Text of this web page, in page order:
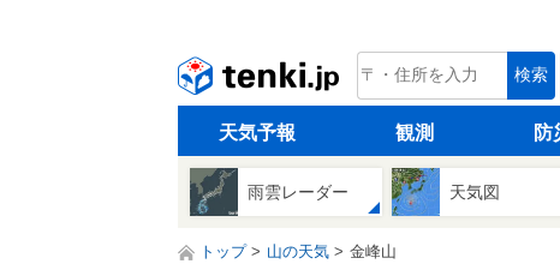
tenki.jp 検索
天気予報 観測 防
雨雲レーダー 天気図
トップ 山の天気 金峰山